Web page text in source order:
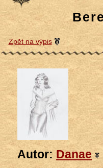
Zpět na výpis
Autor: Danae